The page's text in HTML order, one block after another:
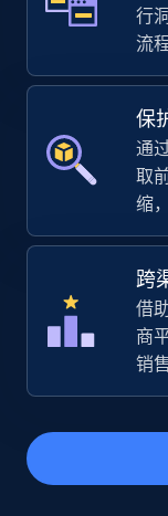
TikTok Shop
URL, Title,
price, Final
Amazon
Seller id,
info, Stars,
行
流
保
通
取
缩
跨
借
商
销